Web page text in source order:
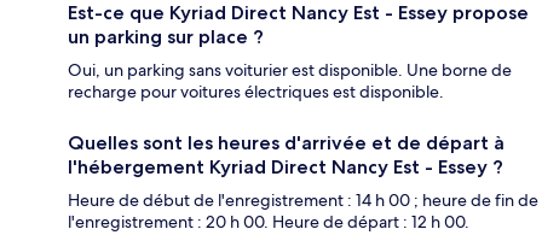
Est-ce que Kyriad Direct Nancy Est - Essey propose
un parking sur place ?
Oui, un parking sans voiturier est disponible. Une borne de
recharge pour voitures électriques est disponible.
Quelles sont les heures d'arrivée et de départ à
l'hébergement Kyriad Direct Nancy Est - Essey ?
Heure de début de l'enregistrement : 14 h 00 ; heure de fin de
l'enregistrement : 20 h 00. Heure de départ : 12 h 00.